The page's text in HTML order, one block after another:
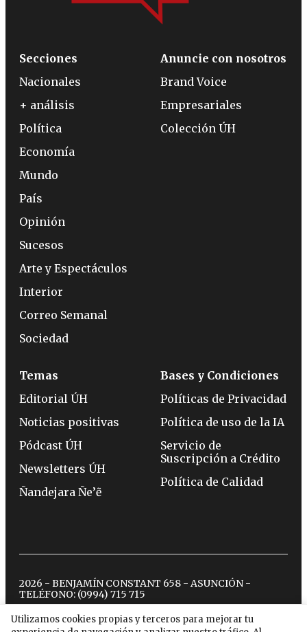
Utilizamos cookies propias y terceros para mejorar tu
Secciones
Nacionales
+ análisis
Política
Economía
Mundo
País
Opinión
Sucesos
Arte y Espectáculos
Interior
Correo Semanal
Sociedad
Anuncie con nosotros
Brand Voice
Empresariales
Colección ÚH
Temas
Editorial ÚH
Noticias positivas
Pódcast ÚH
Newsletters ÚH
Ñandejara Ñe’ẽ
Bases y Condiciones
Políticas de Privacidad
Política de uso de la IA
Servicio de
Suscripción a Crédito
Política de Calidad
2026 - BENJAMÍN CONSTANT 658 - ASUNCIÓN -
TELÉFONO: (0994) 715 715